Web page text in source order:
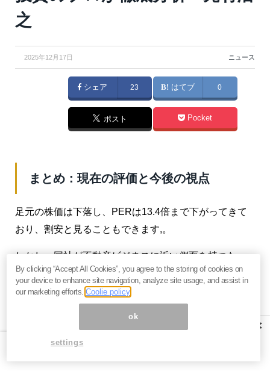
之
2025年12月17日 ニュース
シェア 23 はてブ 0
ポスト Pocket
まとめ：現在の評価と今後の視点
足元の株価は下落し、PERは13.4倍まで下がってきて
おり、割安と見ることもできます,。
しかし、同社が不動産ビジネスに近い側面を持つた
め、不動産系の類似企業（例：PER11.4倍のヒューリ
ック）と比較した場合、特に割安とは言い切れない面
×
By clicking “Accept All Cookies”, you agree to the storing of cookies on
your device to enhance site navigation, analyze site usage, and assist in
our marketing efforts.Coolie policy
ok
settings